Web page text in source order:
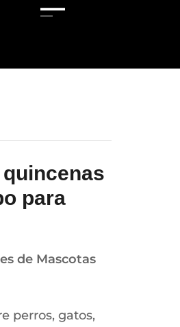
para
de Mascotas
perros, gatos,